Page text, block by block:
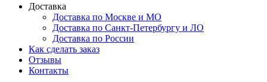
Доставка
Доставка по Москве и МО
Доставка по Санкт-Петербургу и ЛО
Доставка по России
Как сделать заказ
Отзывы
Контакты